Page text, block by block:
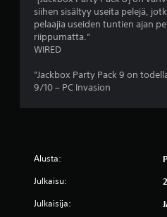
siihen sisältyy useita pelejä,
pelaajia useiden tuntien ajan
riippumatta.”
WIRED
”Jackbox Party Pack 9 on
9/10 – PC Invasion
Alusta:
Julkaisu:
Julkaisija: